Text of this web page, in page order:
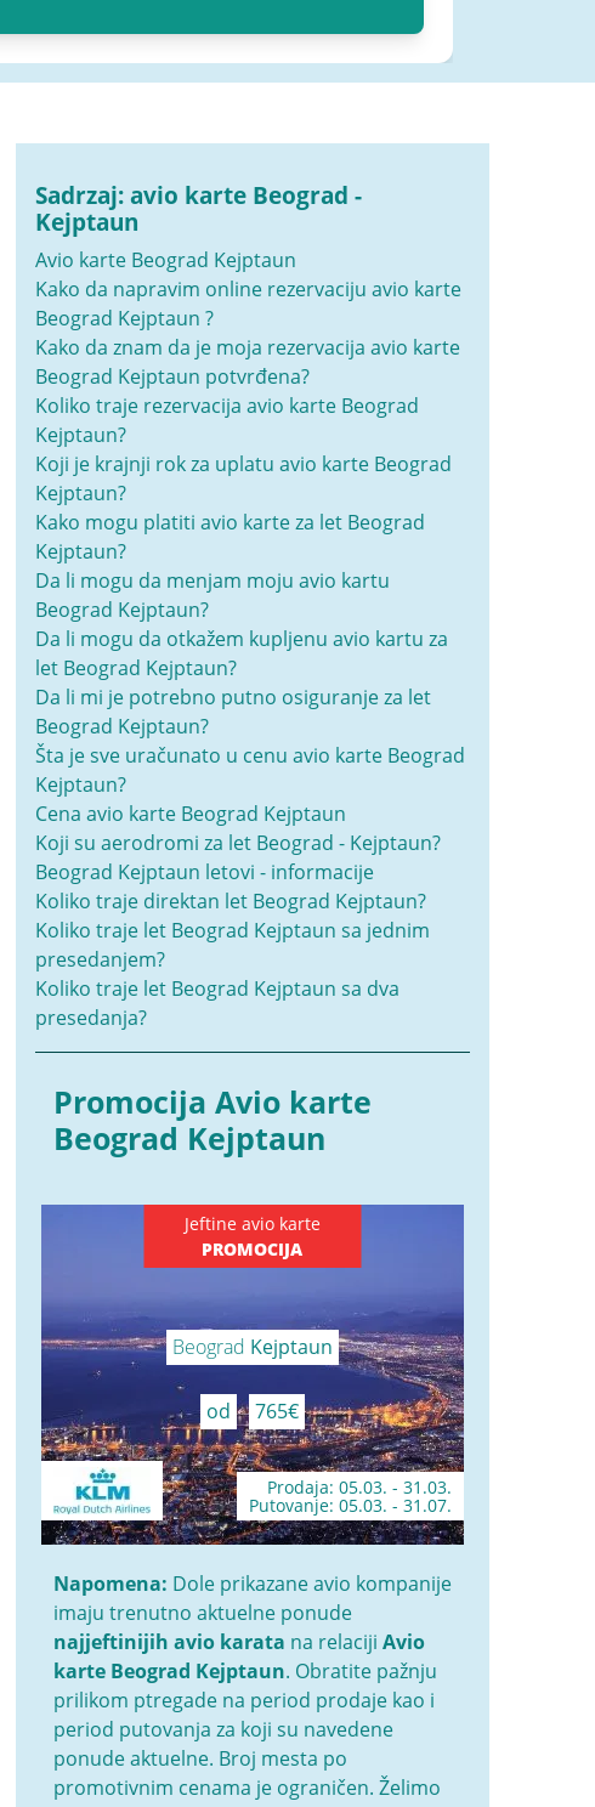
Sadrzaj: avio karte Beograd -
Kejptaun
Avio karte Beograd Kejptaun
Kako da napravim online rezervaciju avio karte
Beograd Kejptaun ?
Kako da znam da je moja rezervacija avio karte
Beograd Kejptaun potvrđena?
Koliko traje rezervacija avio karte Beograd
Kejptaun?
Koji je krajnji rok za uplatu avio karte Beograd
Kejptaun?
Kako mogu platiti avio karte za let Beograd
Kejptaun?
Da li mogu da menjam moju avio kartu
Beograd Kejptaun?
Da li mogu da otkažem kupljenu avio kartu za
let Beograd Kejptaun?
Da li mi je potrebno putno osiguranje za let
Beograd Kejptaun?
Šta je sve uračunato u cenu avio karte Beograd
Kejptaun?
Cena avio karte Beograd Kejptaun
Koji su aerodromi za let Beograd - Kejptaun?
Beograd Kejptaun letovi - informacije
Koliko traje direktan let Beograd Kejptaun?
Koliko traje let Beograd Kejptaun sa jednim
presedanjem?
Koliko traje let Beograd Kejptaun sa dva
presedanja?
Promocija Avio karte
Beograd Kejptaun
Jeftine avio karte
PROMOCIJA
Beograd Kejptaun
od 765€
Prodaja: 05.03. - 31.03.
Putovanje: 05.03. - 31.07.
Napomena: Dole prikazane avio kompanije
imaju trenutno aktuelne ponude
najjeftinijih avio karata na relaciji Avio
karte Beograd Kejptaun. Obratite pažnju
prilikom ptregade na period prodaje kao i
period putovanja za koji su navedene
ponude aktuelne. Broj mesta po
promotivnim cenama je ograničen. Želimo